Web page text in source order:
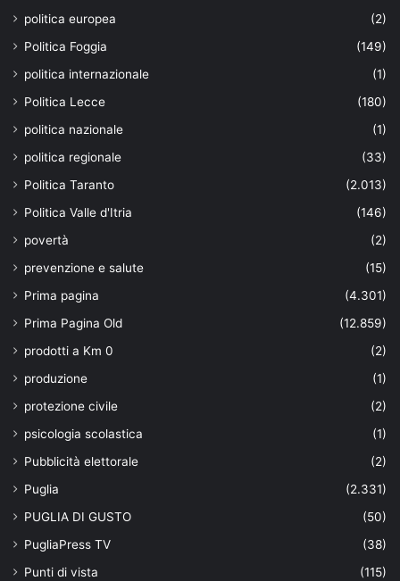
politica europea
(2)
Politica Foggia
(149)
politica internazionale
(1)
Politica Lecce
(180)
politica nazionale
(1)
politica regionale
(33)
Politica Taranto
(2.013)
Politica Valle d'Itria
(146)
povertà
(2)
prevenzione e salute
(15)
Prima pagina
(4.301)
Prima Pagina Old
(12.859)
prodotti a Km 0
(2)
produzione
(1)
protezione civile
(2)
psicologia scolastica
(1)
Pubblicità elettorale
(2)
Puglia
(2.331)
PUGLIA DI GUSTO
(50)
PugliaPress TV
(38)
Punti di vista
(115)